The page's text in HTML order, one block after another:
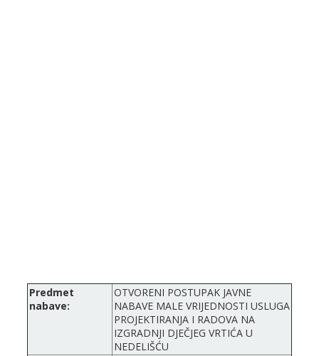
Predmet
nabave:
OTVORENI POSTUPAK JAVNE
NABAVE MALE VRIJEDNOSTI USLUGA
PROJEKTIRANJA I RADOVA NA
IZGRADNJI DJEČJEG VRTIĆA U
NEDELIŠĆU